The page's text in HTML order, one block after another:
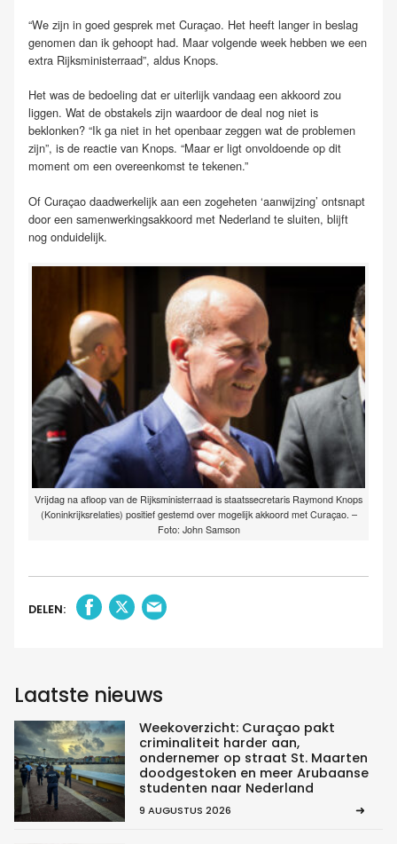
“We zijn in goed gesprek met Curaçao. Het heeft langer in beslag
genomen dan ik gehoopt had. Maar volgende week hebben we een
extra Rijksministerraad”, aldus Knops.
Het was de bedoeling dat er uiterlijk vandaag een akkoord zou
liggen. Wat de obstakels zijn waardoor de deal nog niet is
beklonken? “Ik ga niet in het openbaar zeggen wat de problemen
zijn”, is de reactie van Knops. “Maar er ligt onvoldoende op dit
moment om een overeenkomst te tekenen.”
Of Curaçao daadwerkelijk aan een zogeheten ‘aanwijzing’ ontsnapt
door een samenwerkingsakkoord met Nederland te sluiten, blijft
nog onduidelijk.
Vrijdag na afloop van de Rijksministerraad is staatssecretaris Raymond Knops
(Koninkrijksrelaties) positief gestemd over mogelijk akkoord met Curaçao. –
Foto: John Samson
DELEN:
Laatste nieuws
Weekoverzicht: Curaçao pakt
criminaliteit harder aan,
ondernemer op straat St. Maarten
doodgestoken en meer Arubaanse
studenten naar Nederland
9 AUGUSTUS 2026